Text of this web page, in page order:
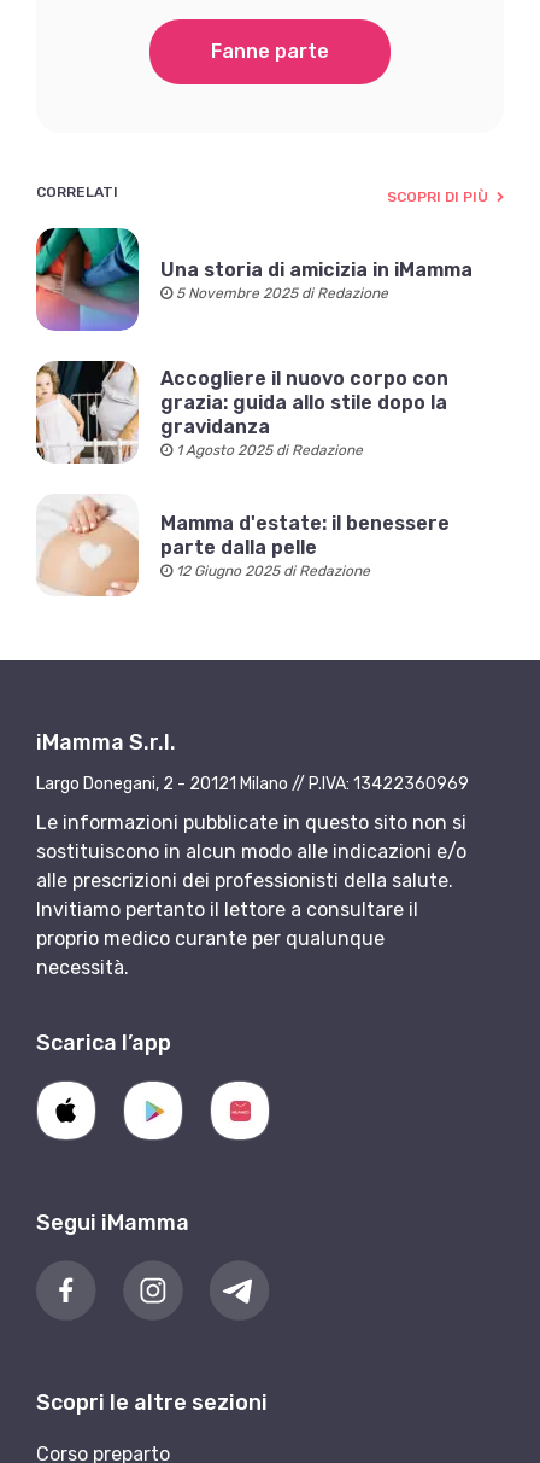
Fanne parte
CORRELATI SCOPRI DI PIÙ
Una storia di amicizia in iMamma
5 Novembre 2025 di Redazione
Accogliere il nuovo corpo con
grazia: guida allo stile dopo la
gravidanza
1 Agosto 2025 di Redazione
Mamma d'estate: il benessere
parte dalla pelle
12 Giugno 2025 di Redazione
iMamma S.r.l.
Largo Donegani, 2 - 20121 Milano // P.IVA: 13422360969
Le informazioni pubblicate in questo sito non si
sostituiscono in alcun modo alle indicazioni e/o
alle prescrizioni dei professionisti della salute.
Invitiamo pertanto il lettore a consultare il
proprio medico curante per qualunque
necessità.
Scarica l’app
Segui iMamma
Scopri le altre sezioni
Corso preparto